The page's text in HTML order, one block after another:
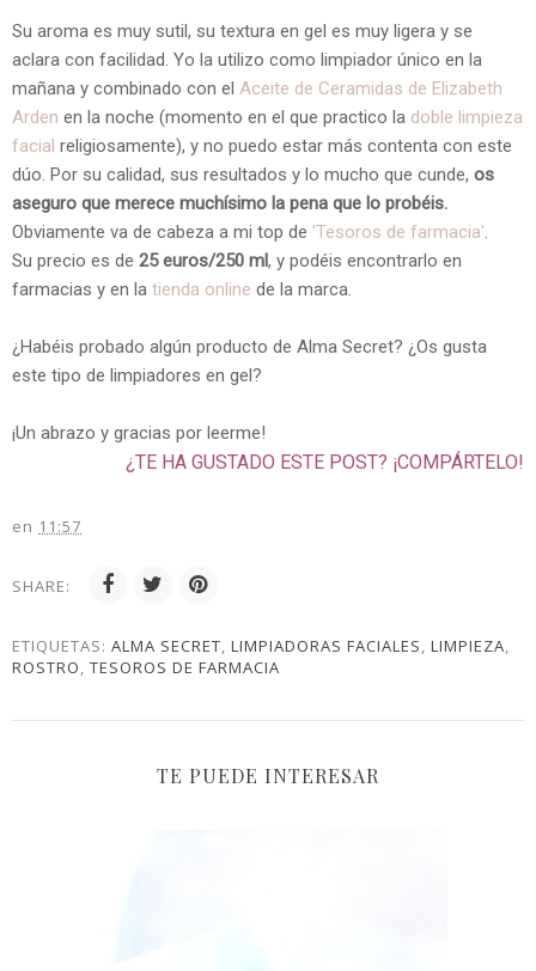
Su aroma es muy sutil, su textura en gel es muy ligera y se
aclara con facilidad. Yo la utilizo como limpiador único en la
mañana y combinado con el Aceite de Ceramidas de Elizabeth
Arden en la noche (momento en el que practico la doble limpieza
facial religiosamente), y no puedo estar más contenta con este
dúo. Por su calidad, sus resultados y lo mucho que cunde, os
aseguro que merece muchísimo la pena que lo probéis.
Obviamente va de cabeza a mi top de 'Tesoros de farmacia'.
Su precio es de 25 euros/250 ml, y podéis encontrarlo en
farmacias y en la tienda online de la marca.
¿Habéis probado algún producto de Alma Secret? ¿Os gusta
este tipo de limpiadores en gel?
¡Un abrazo y gracias por leerme!
¿TE HA GUSTADO ESTE POST? ¡COMPÁRTELO!
en 11:57
SHARE:
ETIQUETAS: ALMA SECRET, LIMPIADORAS FACIALES, LIMPIEZA,
ROSTRO, TESOROS DE FARMACIA
TE PUEDE INTERESAR